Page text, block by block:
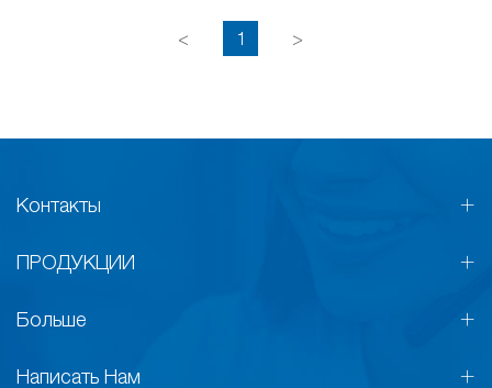
< 1 >
Контакты
ПРОДУКЦИИ
Больше
Написать Нам